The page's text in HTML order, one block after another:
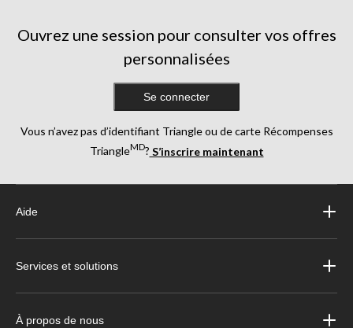
Ouvrez une session pour consulter vos offres
personnalisées
Se connecter
Vous n’avez pas d’identifiant Triangle ou de carte Récompenses
TriangleMD? S’inscrire maintenant
Aide
Services et solutions
À propos de nous